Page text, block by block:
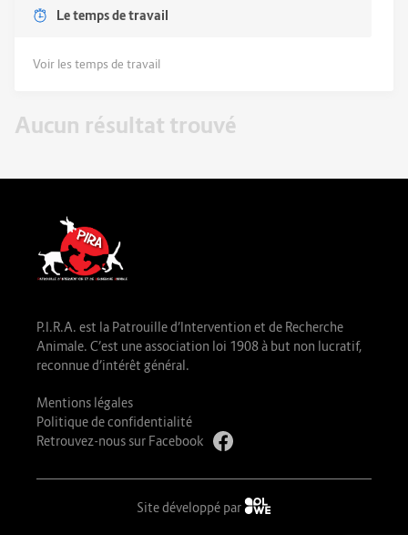
Le temps de travail
Voir les temps de travail
Aucun résultat trouvé
P.I.R.A. est la Patrouille d’Intervention et de Recherche
Animale. C’est une association loi 1908 à but non lucratif,
reconnue d’intérêt général.
Mentions légales
Politique de confidentialité
Retrouvez-nous sur Facebook
Site développé par